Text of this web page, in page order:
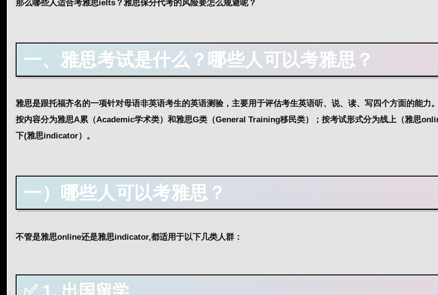
那么哪些人适合考雅思ielts ？雅思保分代考的风险要怎么规避呢？
一、 雅思考试是什么？哪些人可以考雅思？
雅思是跟托福齐名的一项针对母语非英语考生的英语测验， 主要用于评估考生英语听、说、读、写 四个方面的能力
按内容分为雅思A累（Academic学术类）和雅思G类（General Training移民类）；按考试形式分为线上（雅思
下(雅思indicator）。
一） 哪些人可以考雅思？
不管是雅思online还是雅思indicator,都适用于以下几类人群：
✅ 1. 出国留学